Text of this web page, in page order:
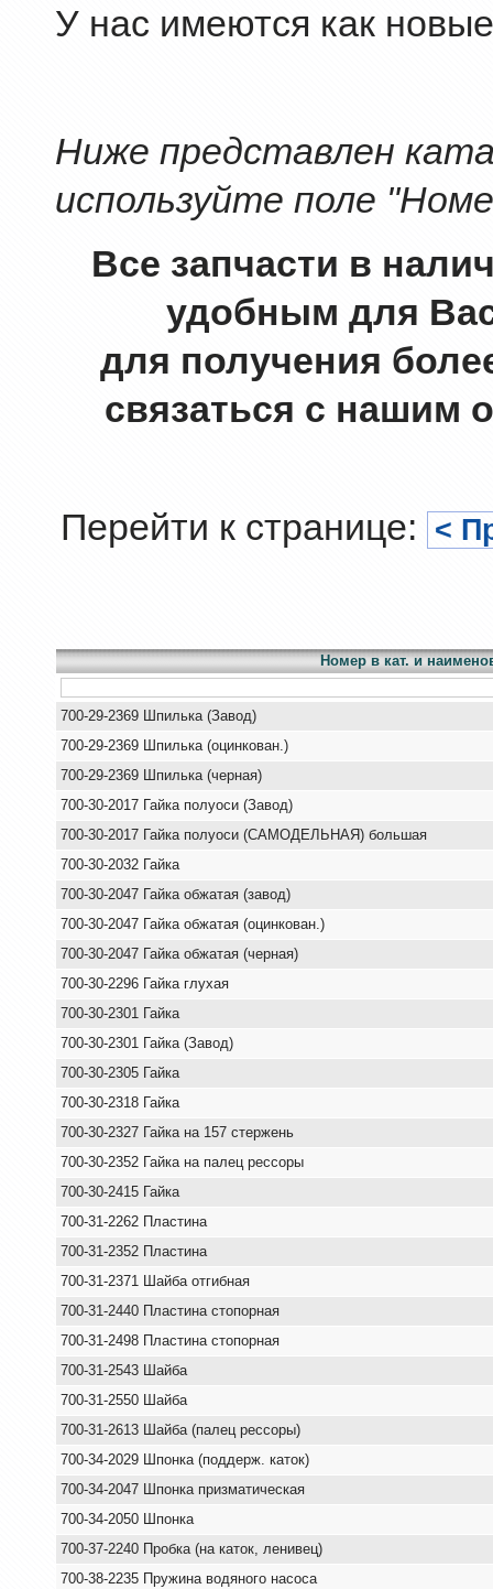
У нас имеются как
Ниже представлен
используйте поле
Все запчасти в
удобным для
для получения
связаться с нашим
Перейти к странице: <
Номер в кат. и
700-29-2369 Шпилька (Завод)
700-29-2369 Шпилька (оцинкован.)
700-29-2369 Шпилька (черная)
700-30-2017 Гайка полуоси (Завод)
700-30-2017 Гайка полуоси (САМОДЕЛЬНАЯ) большая
700-30-2032 Гайка
700-30-2047 Гайка обжатая (завод)
700-30-2047 Гайка обжатая (оцинкован.)
700-30-2047 Гайка обжатая (черная)
700-30-2296 Гайка глухая
700-30-2301 Гайка
700-30-2301 Гайка (Завод)
700-30-2305 Гайка
700-30-2318 Гайка
700-30-2327 Гайка на 157 стержень
700-30-2352 Гайка на палец рессоры
700-30-2415 Гайка
700-31-2262 Пластина
700-31-2352 Пластина
700-31-2371 Шайба отгибная
700-31-2440 Пластина стопорная
700-31-2498 Пластина стопорная
700-31-2543 Шайба
700-31-2550 Шайба
700-31-2613 Шайба (палец рессоры)
700-34-2029 Шпонка (поддерж. каток)
700-34-2047 Шпонка призматическая
700-34-2050 Шпонка
700-37-2240 Пробка (на каток, ленивец)
700-38-2235 Пружина водяного насоса